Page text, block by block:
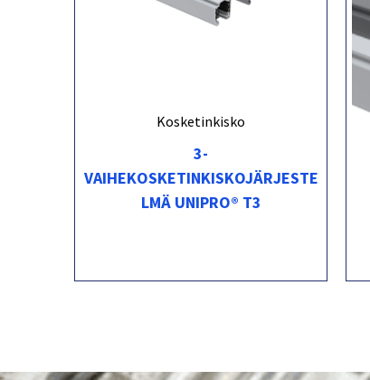
Kosketinkisko
3-
VAIHEKOSKETINKISKOJÄRJESTE
LMÄ UNIPRO® T3